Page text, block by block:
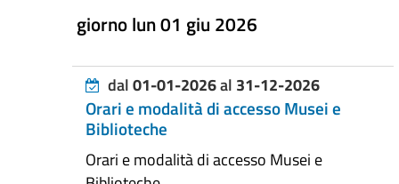
giorno lun 01 giu 2026
dal01-01-2026al 31-12-2026
Orari e modalità di accesso Musei e
Biblioteche
Orari e modalità di accesso Musei e